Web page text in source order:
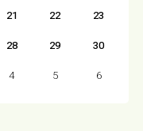
21 22
23
28 29
30
4 5 6